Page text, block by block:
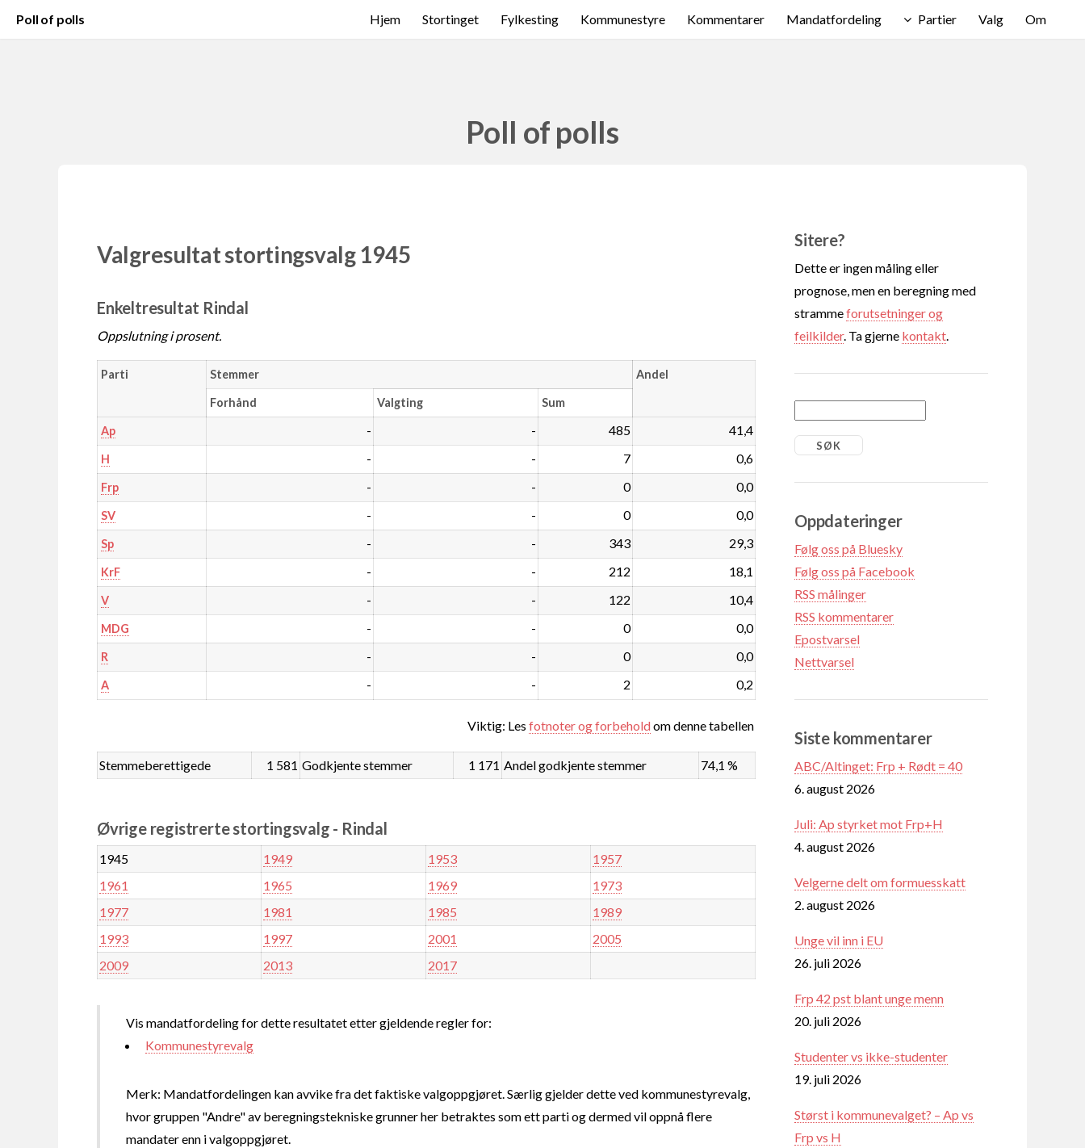
Poll of polls Hjem Stortinget Fylkesting Kommunestyre Kommentarer Mandatfordeling Partier Valg Om
Poll of polls
Valgresultat stortingsvalg 1945
Enkeltresultat Rindal
Oppslutning i prosent.
Parti Stemmer Andel
Forhånd Valgting Sum
Ap - - 485 41,4
H - - 7 0,6
Frp - - 0 0,0
SV - - 0 0,0
Sp - - 343 29,3
KrF - - 212 18,1
V - - 122 10,4
MDG - - 0 0,0
R - - 0 0,0
A - - 2 0,2
Viktig: Les fotnoter og forbeholdom denne tabellen
Stemmeberettigede 1 581 Godkjente stemmer 1 171 Andel godkjente stemmer 74,1 %
Øvrige registrerte stortingsvalg - Rindal
1945 1949 1953
1957
1961
1965 1969
1973
1977
1981 1985
1989
1993
1997 2001
2005
2009
2013 2017
Vis mandatfordeling for dette resultatet etter gjeldende regler for:
Kommunestyrevalg
Merk: Mandatfordelingen kan avvike fra det faktiske valgoppgjøret. Særlig gjelder dette ved kommunestyrevalg,
hvor gruppen "Andre" av beregningstekniske grunner her betraktes som ett parti og dermed vil oppnå flere
mandater enn i valgoppgjøret.
Sitere?
Dette er ingen måling eller
prognose, men en beregning med
strammeforutsetninger og
feilkilder. Ta gjerne kontakt
Oppdateringer
Følg oss på Bluesky
Følg oss på Facebook
RSS målinger
RSS kommentarer
Epostvarsel
Nettvarsel
Siste kommentarer
ABC/Altinget: Frp + Rødt = 40
6. august 2026
Juli: Ap styrket mot Frp+H
4. august 2026
Velgerne delt om formuesskatt
2. august 2026
Unge vil inn i EU
26. juli 2026
Frp 42 pst blant unge menn
20. juli 2026
Studenter vs ikke-studenter
19. juli 2026
Størst i kommunevalget? – Ap vs
Frp vs H